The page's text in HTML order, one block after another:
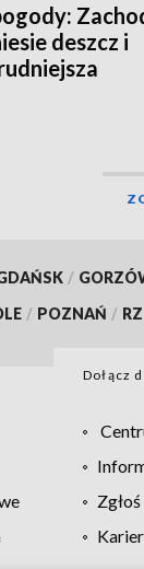
deszcz i
/
/ POZNAŃ /
Dołącz